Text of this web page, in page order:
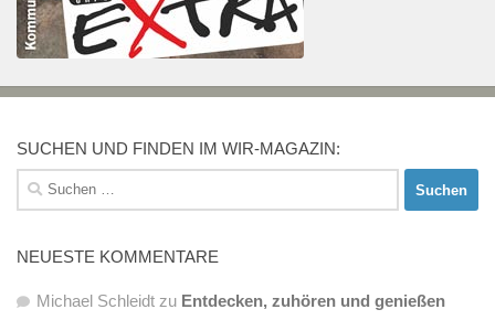
SUCHEN UND FINDEN IM WIR-MAGAZIN:
Suchen
nach:
NEUESTE KOMMENTARE
Michael Schleidt zu Entdecken, zuhören und genießen